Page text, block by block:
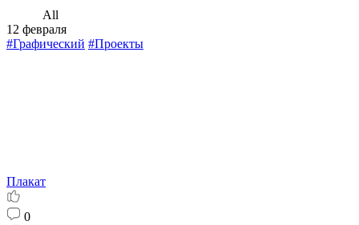
All
12 февраля
#Графический #Проекты
Плакат
0